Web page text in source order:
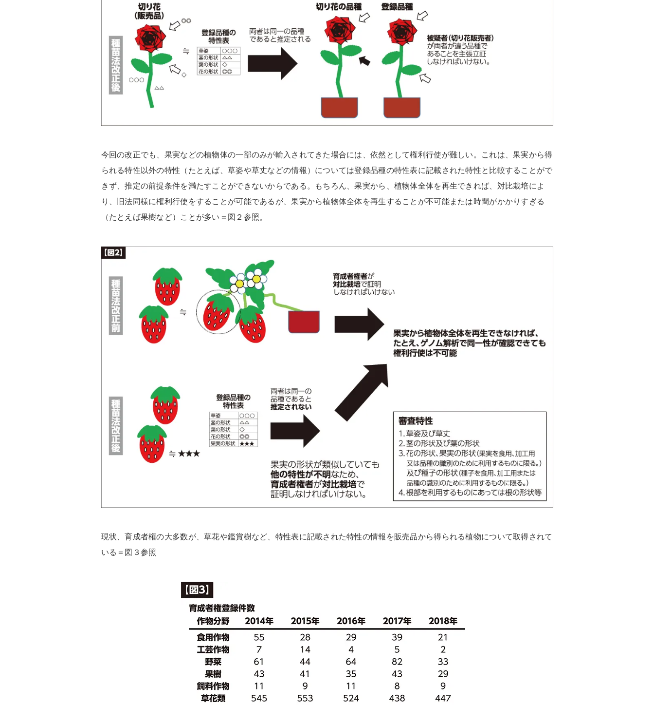
今回の改正でも、果実などの植物体の一部のみが輸入されてきた場合には、依然として権利行使が難しい。これは、果実から得
られる特性以外の特性（たとえば、草姿や草丈などの情報）については登録品種の特性表に記載された特性と比較することがで
きず、推定の前提条件を満たすことができないからである。もちろん、果実から、植物体全体を再生できれば、対比栽培によ
り、旧法同様に権利行使をすることが可能であるが、果実から植物体全体を再生することが不可能または時間がかかりすぎる
（たとえば果樹など）ことが多い＝図２参照。
現状、育成者権の大多数が、草花や鑑賞樹など、特性表に記載された特性の情報を販売品から得られる植物について取得されて
いる＝図３参照